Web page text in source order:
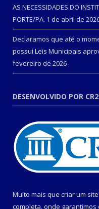
AS NECESSIDADES DO
PORTE/PA. 1 de abril de
Declaramos que até o
possui Leis Municipais
fevereiro de 2026
DESENVOLVIDO POR CR2
Muito mais que criar um
completa, onde